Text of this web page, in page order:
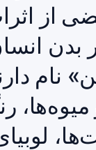
از
بدن
نام